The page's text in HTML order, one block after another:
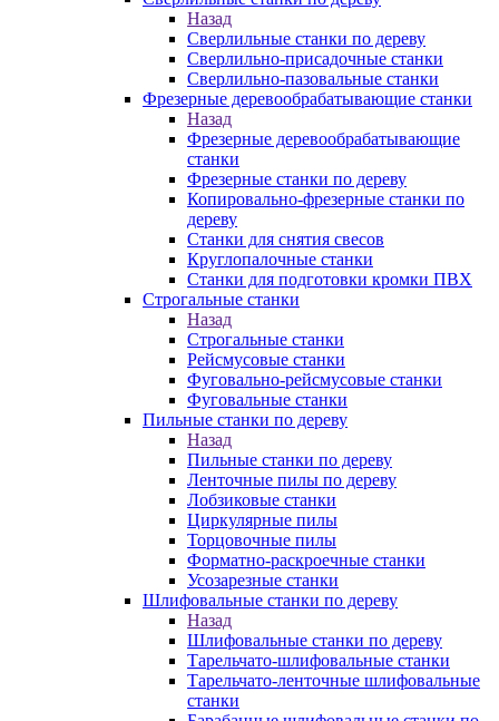
Назад
Сверлильные станки по дереву
Сверлильно-присадочные станки
Сверлильно-пазовальные станки
Фрезерные деревообрабатывающие станки
Назад
Фрезерные деревообрабатывающие
станки
Фрезерные станки по дереву
Копировально-фрезерные станки по
дереву
Станки для снятия свесов
Круглопалочные станки
Станки для подготовки кромки ПВХ
Строгальные станки
Назад
Строгальные станки
Рейсмусовые станки
Фуговально-рейсмусовые станки
Фуговальные станки
Пильные станки по дереву
Назад
Пильные станки по дереву
Ленточные пилы по дереву
Лобзиковые станки
Циркулярные пилы
Торцовочные пилы
Форматно-раскроечные станки
Усозарезные станки
Шлифовальные станки по дереву
Назад
Шлифовальные станки по дереву
Тарельчато-шлифовальные станки
Тарельчато-ленточные шлифовальные
станки